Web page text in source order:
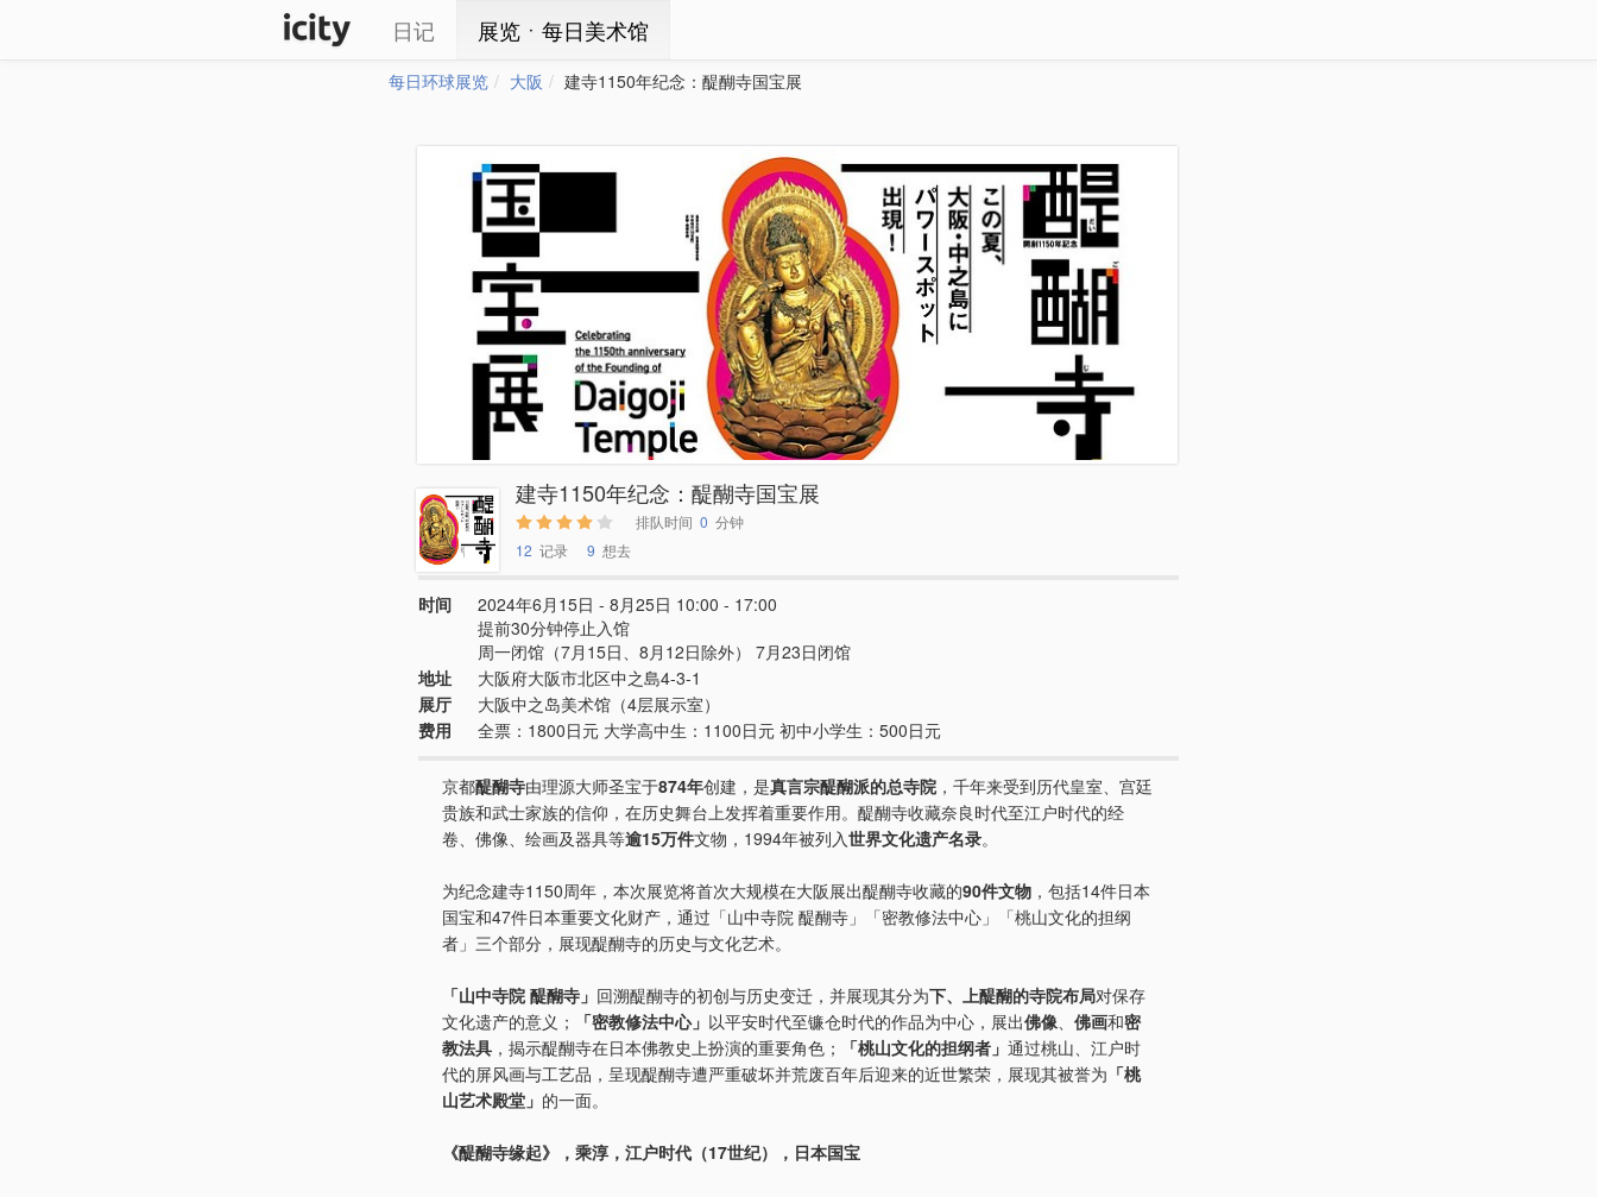
日记 展览ㆍ每日美术馆
每日环球展览 大阪 建寺1150年纪念：醍醐寺国宝展
建寺1150年纪念：醍醐寺国宝展
排队时间 0 分钟
12 记录 9 想去
时间
2024年6月15日 - 8月25日 10:00 - 17:00
提前30分钟停止入馆
周一闭馆（7月15日、8月12日除外） 7月23日闭馆
地址
大阪府大阪市北区中之島4-3-1
展厅
大阪中之岛美术馆（4层展示室）
费用
全票：1800日元 大学高中生：1100日元 初中小学生：500日元
京都醍醐寺由理源大师圣宝于874年创建，是真言宗醍醐派的总寺院 ，千年来受到历代皇室、宫廷
贵族和武士家族的信仰，在历史舞台上发挥着重要作用。醍醐寺收藏奈良时代至江户时代的经
卷、佛像、绘画及器具等逾15万件文物，1994年被列入世界文化遗产名录。
为纪念建寺1150周年，本次展览将首次大规模在大阪展出醍醐寺收藏的90件文物 ，包括14件日本
国宝和47件日本重要文化财产，通过「山中寺院 醍醐寺」「密教修法中心」「桃山文化的担纲
者」三个部分，展现醍醐寺的历史与文化艺术。
「山中寺院 醍醐寺」 回溯醍醐寺的初创与历史变迁，并展现其分为下、上醍醐的寺院布局对保存
文化遗产的意义；
「密教修法中心」 以平安时代至镰仓时代的作品为中心，展出佛像 佛画和密
教法具 ，揭示醍醐寺在日本佛教史上扮演的重要角色； 「桃山文化的担纲者」 通过桃山、江户时
代的屏风画与工艺品，呈现醍醐寺遭严重破坏并荒废百年后迎来的近世繁荣，展现其被誉为 「桃
山艺术殿堂」 的一面。
《醍醐寺缘起》，乘淳，江户时代（17世纪），日本国宝